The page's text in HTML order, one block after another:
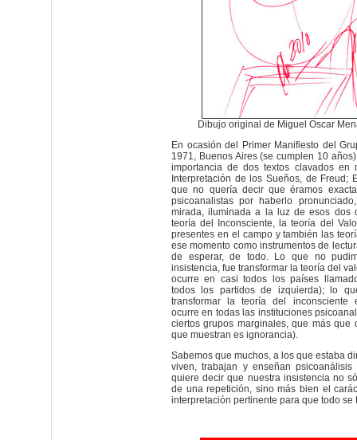
Dibujo original de Miguel Oscar
En ocasión del Primer Manifiesto del
1971, Buenos Aires (se cumplen 10
importancia de dos textos clavados en
Interpretación de los Sueños, de Freud;
que no quería decir que éramos
psicoanalistas por haberlo
mirada, iluminada a la luz de esos dos
teoría del Inconsciente, la teoría del
presentes en el campo y también las
ese momento como instrumentos de
de esperar, de todo. Lo que no
insistencia, fue transformar la teoría del
ocurre en casi todos los países
todos los partidos de izquierda); lo
transformar la teoría del inconsciente
ocurre en todas las instituciones
ciertos grupos marginales, que más que
que muestran es ignorancia).
Sabemos que muchos, a los que estaba
viven, trabajan y enseñan
quiere decir que nuestra insistencia no
de una repetición, sino más bien el
interpretación pertinente para que todo se